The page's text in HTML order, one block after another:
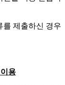
를 제출하신 경우
용